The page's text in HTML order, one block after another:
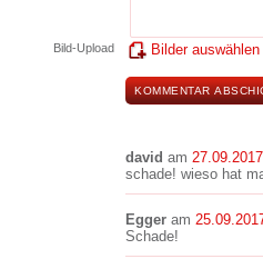
Bild-Upload Bilder auswählen
david am
schade! wieso hat
Egger am
Schade!